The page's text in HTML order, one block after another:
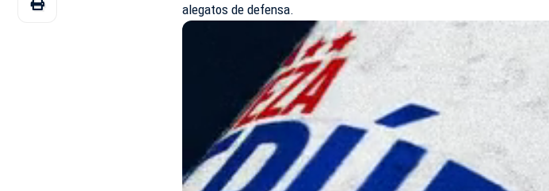
alegatos de defensa.